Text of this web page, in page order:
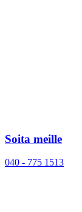
Soita meille
040 - 775 1513